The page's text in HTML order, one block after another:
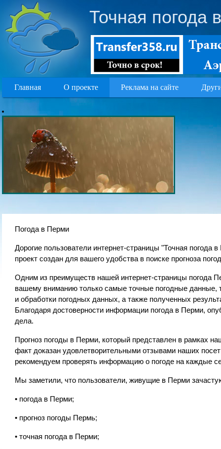
Точная погода
Главная О проекте Реклама на сайте
Погода в Перми
Дорогие пользователи интернет-страницы "Точная
проект создан для вашего удобства в поиске прогноза
Одним из преимуществ нашей интернет-страницы погода
вашему вниманию только самые точные погодные данные,
и обработки погодных данных, а также полученных
Благодаря достоверности информации погода в Перми,
дела.
Прогноз погоды в Перми, который представлен в рамках
факт доказан удовлетворительными отзывами наших
рекомендуем проверять информацию о погоде на каждые
Мы заметили, что пользователи, живущие в Перми
• погода в Перми;
• прогноз погоды Пермь;
• точная погода в Перми;